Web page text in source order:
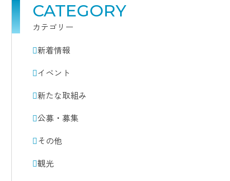
CATEGORY
カテゴリー
新着情報
イベント
新たな取組み
公募・募集
その他
観光